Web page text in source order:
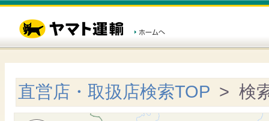
直営店・取扱店検索TOP > 検